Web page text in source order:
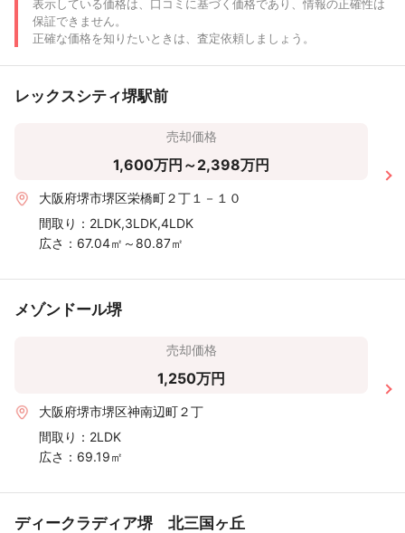
〜500 万 〜1,000
〜2,000
〜3,000
〜4,000
表示している価格は、口コミに基づく価格であり、情報の正確性は
保証できません。
正確な価格を知りたいときは、査定依頼しましょう。
レックスシティ堺駅前
売却価格
1,600万円～2,398万円
大阪府堺市堺区栄橋町２丁１－１０
間取り： 2LDK,3LDK,4LDK
広さ： 67.04㎡～80.87㎡
メゾンドール堺
売却価格
1,250万円
大阪府堺市堺区神南辺町２丁
間取り： 2LDK
広さ： 69.19㎡
ディークラディア堺 北三国ヶ丘